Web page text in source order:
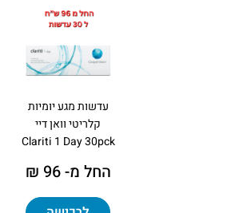
עדשות מגע יומיות
קלריטי וואן דיי
Clariti 1 Day 30pck
החל מ- 96 ₪